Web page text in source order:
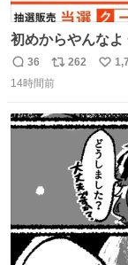
初めからやんなよ 一般の客からしたら、ただただ邪魔でし
かないのよ
返
信
36
リ
ポ
ト
262
い
数
14時間前